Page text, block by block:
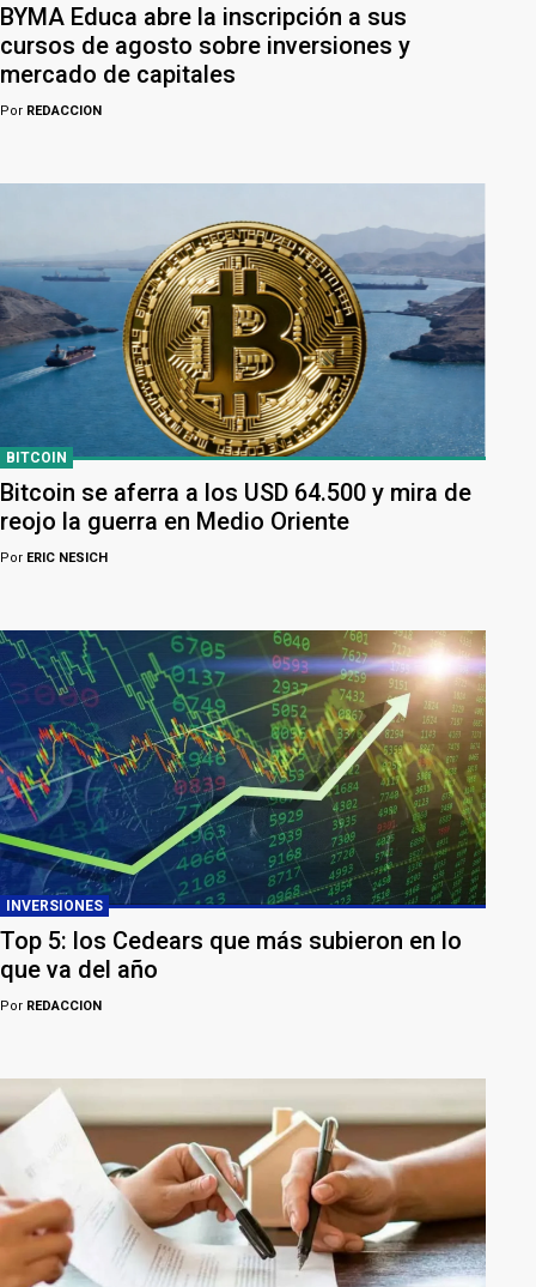
BYMA Educa abre la inscripción a sus
cursos de agosto sobre inversiones y
mercado de capitales
Por REDACCION
BITCOIN
Bitcoin se aferra a los USD 64.500 y mira de
reojo la guerra en Medio Oriente
Por ERIC NESICH
INVERSIONES
Top 5: los Cedears que más subieron en lo
que va del año
Por REDACCION